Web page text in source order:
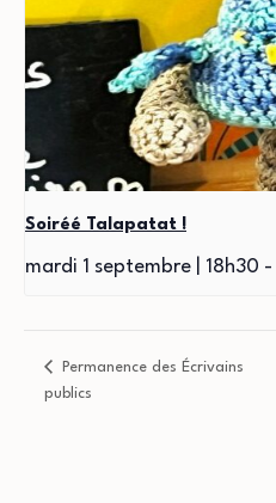
Soiréé Talapatat !
mardi 1 septembre | 18h30 -
Permanence des Écrivains
publics